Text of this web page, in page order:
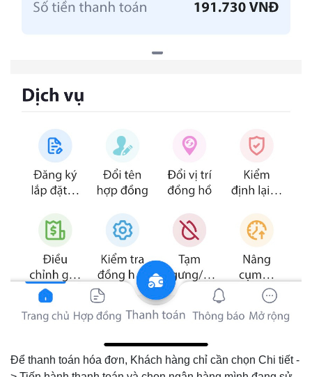
Để thanh toán hóa đơn, Khách hàng chỉ cần chọn Chi tiết -